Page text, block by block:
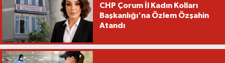
CHP Çorum İl Kadın Kolları
Başkanlığı'na Özlem Özşahin
Atandı